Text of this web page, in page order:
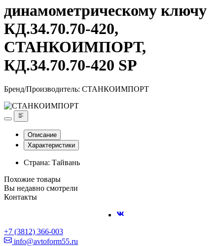
динамометрическому ключу
КД.34.70.70-420,
СТАНКОИМПОРТ,
КД.34.70.70-420 SP
Бренд/Производитель: СТАНКОИМПОРТ
Описание
Характеристики
Страна: Тайвань
Похожие товары
Вы недавно смотрели
Контакты
+7 (3812) 366-003
info@avtoform55.ru